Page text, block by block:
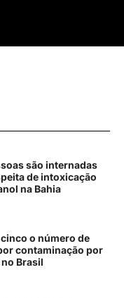
são internadas
de intoxicação
na Bahia
o número de
contaminação por
Brasil